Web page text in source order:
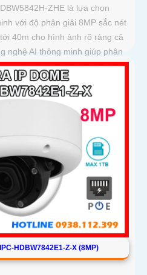
ZHE là lựa chọn
với độ phân giải 8MP sắc nét
40m cho hình ảnh rõ ràng cả
nghệ AI thông minh giúp phân
và phương tiện, hạn chế cảnh
256GB lưu trữ lâu dài, hỗ
chăng
HDBW7842E1-Z-X (8MP)